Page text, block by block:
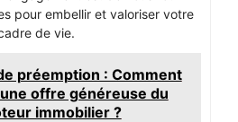
pour embellir et valoriser votre
de vie.
préemption : Comment
offre généreuse du
immobilier ?